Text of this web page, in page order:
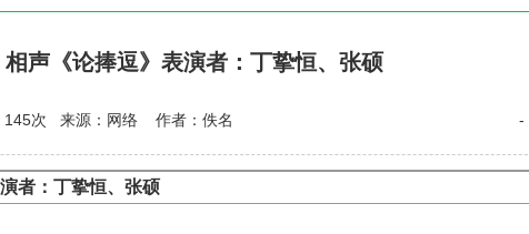
相声《论捧逗》表演者：丁挚恒、张硕
145次 来源：网络 作者：佚名 -
者：丁挚恒、张硕